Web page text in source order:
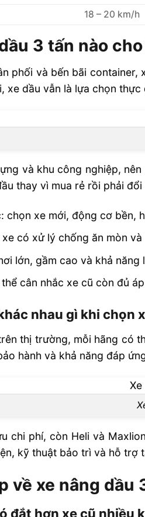
18 – 20 km/h
3 tấn nào
phối và bến bãi
xe dầu vẫn là lựa chọn
và khu công nghiệp,
thay vì mua rẻ rồi phải đổi
chọn xe mới, động cơ bền,
có xử lý chống ăn mòn
lớn, gầm cao và khả năng
cân nhắc xe cũ còn đủ
nhau gì khi chọn
thị trường, mỗi hãng có
hành và khả năng đáp
chi phí, còn Heli và
kỹ thuật bảo trì và hỗ trợ
về xe nâng dầu
đắt hơn xe cũ nhiều